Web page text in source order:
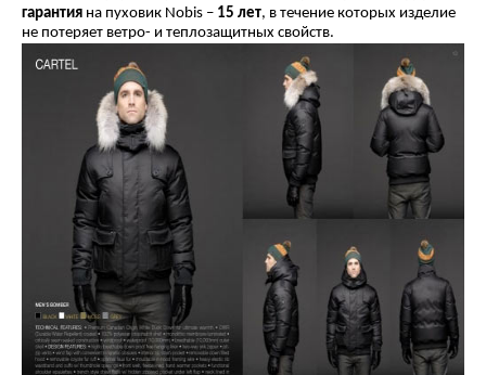
гарантия на пуховик Nobis – 15 лет, в течение которых изделие
не потеряет ветро- и теплозащитных свойств.